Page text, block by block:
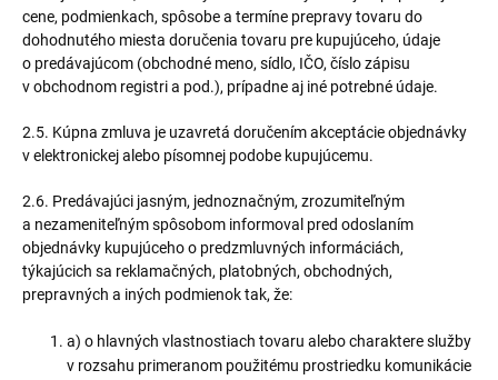
cene, podmienkach, spôsobe a termíne prepravy tovaru do
dohodnutého miesta doručenia tovaru pre kupujúceho, údaje
o predávajúcom (obchodné meno, sídlo, IČO, číslo zápisu
v obchodnom registri a pod.), prípadne aj iné potrebné údaje.
2.5. Kúpna zmluva je uzavretá doručením akceptácie objednávky
v elektronickej alebo písomnej podobe kupujúcemu.
2.6. Predávajúci jasným, jednoznačným, zrozumiteľným
a nezameniteľným spôsobom informoval pred odoslaním
objednávky kupujúceho o predzmluvných informáciách,
týkajúcich sa reklamačných, platobných, obchodných,
prepravných a iných podmienok tak, že:
a) o hlavných vlastnostiach tovaru alebo charaktere služby
v rozsahu primeranom použitému prostriedku komunikácie